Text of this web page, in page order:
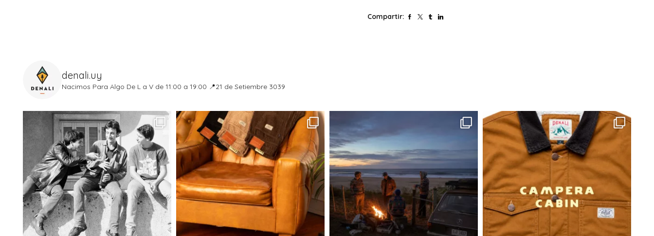
Compartir:
denali.uy
Nacimos Para Algo De L a V de 11:00 a 19:00 📍21 de Setiembre 3039